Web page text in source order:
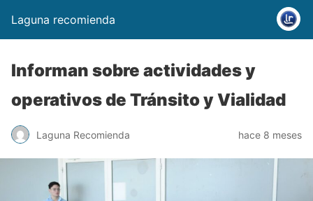
Laguna recomienda
Informan sobre actividades y
operativos de Tránsito y Vialidad
Laguna Recomienda hace 8 meses